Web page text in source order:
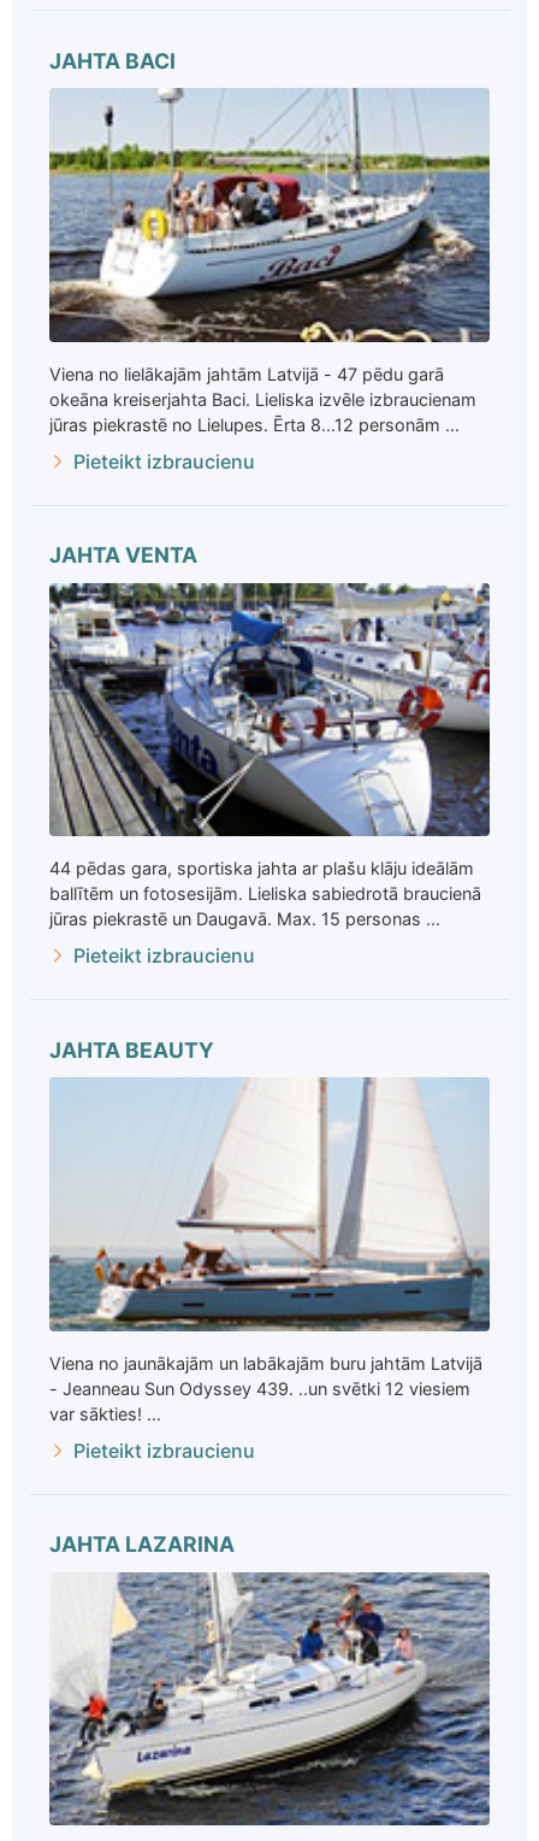
JAHTA BACI
Viena no lielākajām jahtām Latvijā - 47 pēdu garā
okeāna kreiserjahta Baci. Lieliska izvēle izbraucienam
jūras piekrastē no Lielupes. Ērta 8...12 personām ...
Pieteikt izbraucienu
JAHTA VENTA
44 pēdas gara, sportiska jahta ar plašu klāju ideālām
ballītēm un fotosesijām. Lieliska sabiedrotā braucienā
jūras piekrastē un Daugavā. Max. 15 personas ...
Pieteikt izbraucienu
JAHTA BEAUTY
Viena no jaunākajām un labākajām buru jahtām Latvijā
- Jeanneau Sun Odyssey 439. ..un svētki 12 viesiem
var sākties! ...
Pieteikt izbraucienu
JAHTA LAZARINA